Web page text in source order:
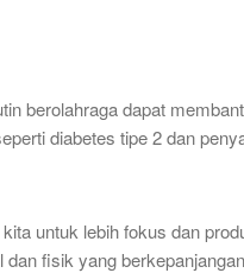
berolahraga dapat
diabetes tipe 2 dan
untuk lebih fokus dan
fisik yang